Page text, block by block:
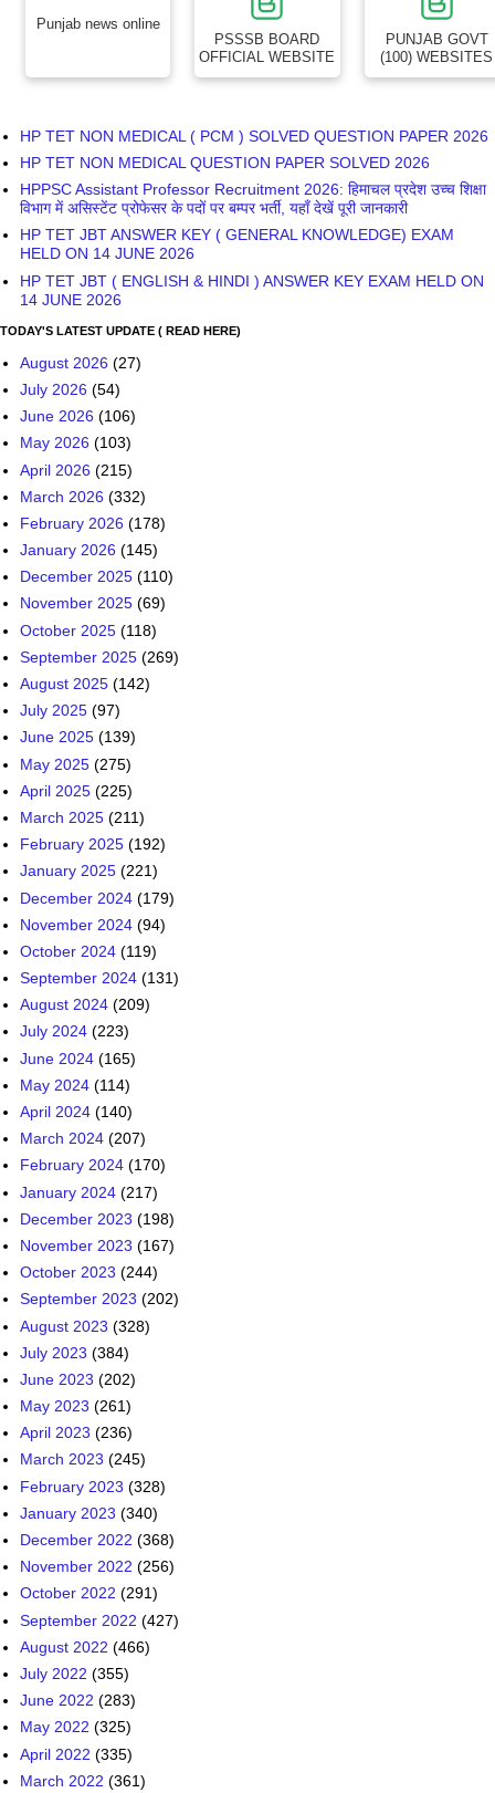
Punjab news online
PSSSB BOARD
OFFICIAL WEBSITE
PUNJAB GOVT
(100) WEBSITES
HP TET NON MEDICAL ( PCM ) SOLVED QUESTION PAPER 2026
HP TET NON MEDICAL QUESTION PAPER SOLVED 2026
HPPSC Assistant Professor Recruitment 2026: हिमाचल प्रदेश उच्च शिक्षा
विभाग में असिस्टेंट प्रोफेसर के पदों पर बम्पर भर्ती, यहाँ देखें पूरी जानकारी
HP TET JBT ANSWER KEY ( GENERAL KNOWLEDGE) EXAM
HELD ON 14 JUNE 2026
HP TET JBT ( ENGLISH & HINDI ) ANSWER KEY EXAM HELD ON
14 JUNE 2026
TODAY'S LATEST UPDATE ( READ HERE)
August 2026 (27)
July 2026 (54)
June 2026 (106)
May 2026 (103)
April 2026 (215)
March 2026 (332)
February 2026 (178)
January 2026 (145)
December 2025 (110)
November 2025 (69)
October 2025 (118)
September 2025 (269)
August 2025 (142)
July 2025 (97)
June 2025 (139)
May 2025 (275)
April 2025 (225)
March 2025 (211)
February 2025 (192)
January 2025 (221)
December 2024 (179)
November 2024 (94)
October 2024 (119)
September 2024 (131)
August 2024 (209)
July 2024 (223)
June 2024 (165)
May 2024 (114)
April 2024 (140)
March 2024 (207)
February 2024 (170)
January 2024 (217)
December 2023 (198)
November 2023 (167)
October 2023 (244)
September 2023 (202)
August 2023 (328)
July 2023 (384)
June 2023 (202)
May 2023 (261)
April 2023 (236)
March 2023 (245)
February 2023 (328)
January 2023 (340)
December 2022 (368)
November 2022 (256)
October 2022 (291)
September 2022 (427)
August 2022 (466)
July 2022 (355)
June 2022 (283)
May 2022 (325)
April 2022 (335)
March 2022 (361)